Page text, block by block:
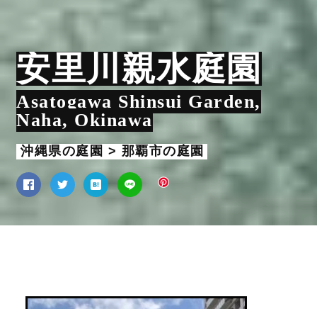
安里川親水庭園
Asatogawa Shinsui Garden,
Naha, Okinawa
沖縄県の庭園 > 那覇市の庭園